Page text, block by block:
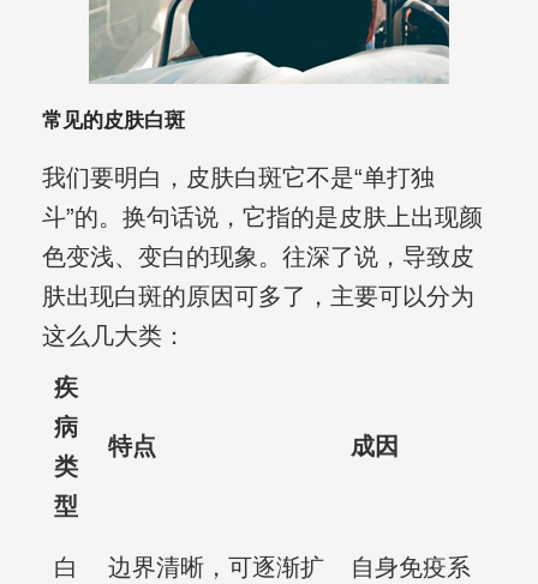
常见的皮肤白斑
我们要明白，皮肤白斑它不是“单打独
斗”的。换句话说，它指的是皮肤上出现颜
色变浅、变白的现象。往深了说，导致皮
肤出现白斑的原因可多了，主要可以分为
这么几大类：
疾
病
类
型
特点 成因
白
边界清晰，可逐渐扩
自身免疫系